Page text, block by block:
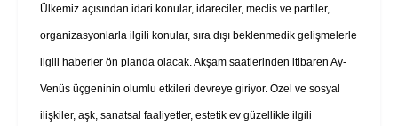
Ülkemiz açısından idari konular, idareciler, meclis ve partiler,
organizasyonlarla ilgili konular, sıra dışı beklenmedik gelişmelerle
ilgili haberler ön planda olacak. Akşam saatlerinden itibaren Ay-
Venüs üçgeninin olumlu etkileri devreye giriyor. Özel ve sosyal
ilişkiler, aşk, sanatsal faaliyetler, estetik ev güzellikle ilgili